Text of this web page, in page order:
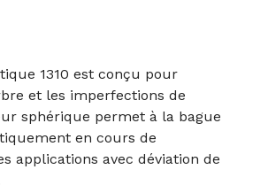
1310 est conçu pour
et les imperfections de
sphérique permet à la bague
en cours de
applications avec déviation de